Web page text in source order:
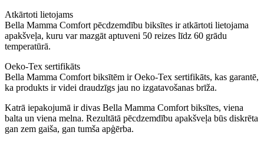
Atkārtoti lietojams
Bella Mamma Comfort pēcdzemdību biksītes ir atkārtoti lietojama
apakšveļa, kuru var mazgāt aptuveni 50 reizes līdz 60 grādu
temperatūrā.
Oeko-Tex sertifikāts
Bella Mamma Comfort biksītēm ir Oeko-Tex sertifikāts, kas garantē,
ka produkts ir videi draudzīgs jau no izgatavošanas brīža.
Katrā iepakojumā ir divas Bella Mamma Comfort biksītes, viena
balta un viena melna. Rezultātā pēcdzemdību apakšveļa būs diskrēta
gan zem gaiša, gan tumša apģērba.